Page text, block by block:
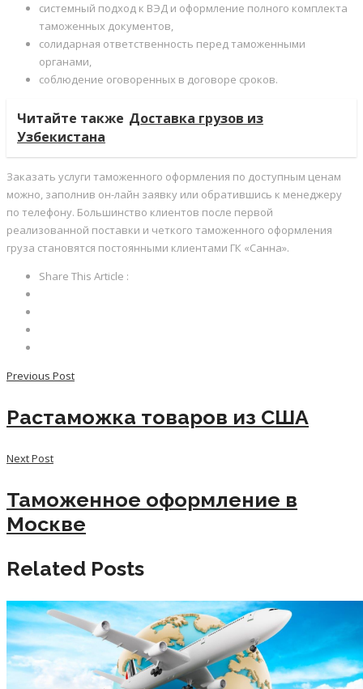
системный подход к ВЭД и оформление полного комплекта
таможенных документов,
солидарная ответственность перед таможенными
органами,
соблюдение оговоренных в договоре сроков.
Читайте также Доставка грузов из
Узбекистана
Заказать услуги таможенного оформления по доступным ценам
можно, заполнив он-лайн заявку или обратившись к менеджеру
по телефону. Большинство клиентов после первой
реализованной поставки и четкого таможенного оформления
груза становятся постоянными клиентами ГК «Санна».
Share This Article :
Previous Post
Растаможка товаров из США
Next Post
Таможенное оформление в
Москве
Related Posts